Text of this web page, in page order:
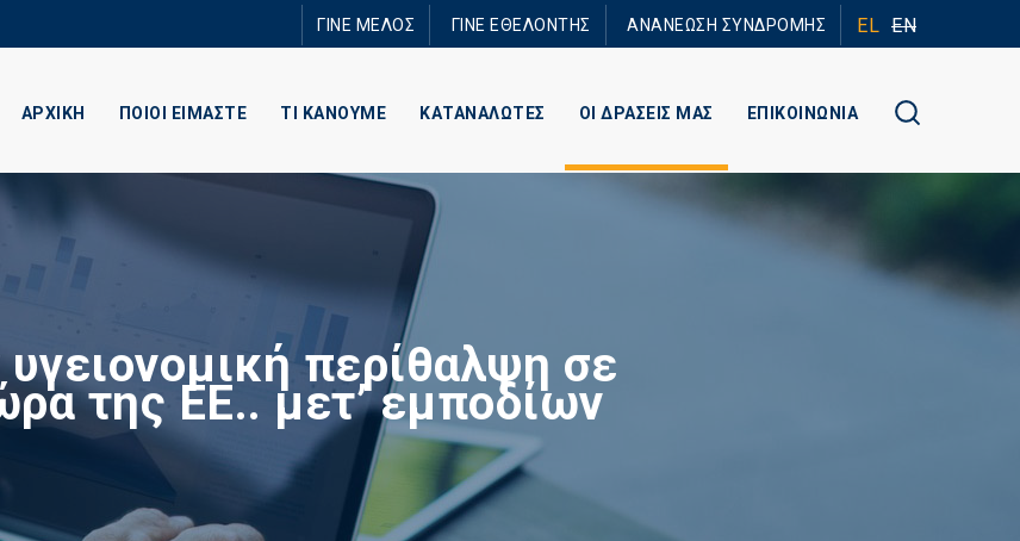
ΓΙΝΕ ΜΕΛΟΣ ΓΙΝΕ ΕΘΕΛΟΝΤΗΣ ΑΝΑΝΕΩΣΗ ΣΥΝΔΡΟΜΗΣ EL EN
ΑΡΧΙΚΗ ΠΟΙΟΙ ΕΙΜΑΣΤΕ ΤΙ ΚΑΝΟΥΜΕ ΚΑΤΑΝΑΛΩΤΕΣ ΟΙ ΔΡΑΣΕΙΣ ΜΑΣ ΕΠΙΚΟΙΝΩΝΙΑ
περίθαλψη σε
της ΕΕ.. μετ’ εμποδίων